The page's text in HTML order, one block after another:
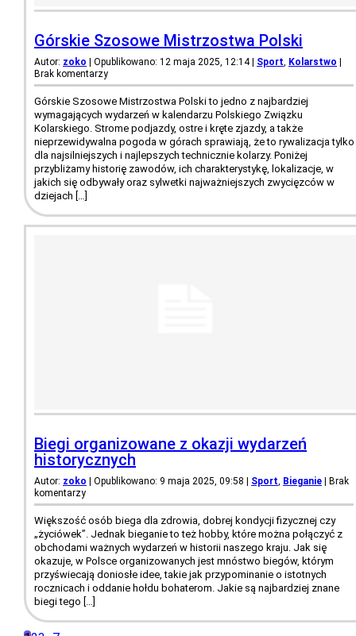
Górskie Szosowe Mistrzostwa Polski
Autor: zoko | Opublikowano: 12 maja 2025, 12:14 Sport, Kolarstwo
Brak komentarzy
Górskie Szosowe Mistrzostwa Polski to jedno z najbardziej
wymagających wydarzeń w kalendarzu Polskiego Związku
Kolarskiego. Strome podjazdy, ostre i kręte zjazdy, a także
nieprzewidywalna pogoda w górach sprawiają, że to rywalizacja tylko
dla najsilniejszych i najlepszych technicznie kolarzy. Poniżej
przybliżamy historię zawodów, ich charakterystykę, lokalizacje, w
jakich się odbywały oraz sylwetki najważniejszych zwycięzców w
dziejach […]
Biegi organizowane z okazji wydarzeń
historycznych
Autor: zoko | Opublikowano: 9 maja 2025, 09:58 Sport, Bieganie
Brak
komentarzy
Większość osób biega dla zdrowia, dobrej kondycji fizycznej czy
„życiówek”. Jednak bieganie to też hobby, które można połączyć z
obchodami ważnych wydarzeń w historii naszego kraju. Jak się
okazuje, w Polsce organizowanych jest mnóstwo biegów, którym
przyświecają doniosłe idee, takie jak przypominanie o istotnych
rocznicach i oddanie hołdu bohaterom. Jakie są najbardziej znane
biegi tego […]